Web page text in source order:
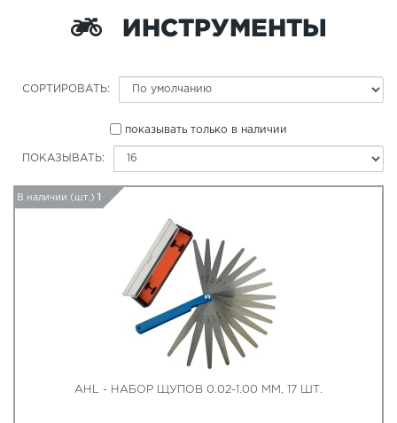
ИНСТРУМЕНТЫ
СОРТИРОВАТЬ:
показывать только в наличии
ПОКАЗЫВАТЬ:
В наличии (шт.)
AHL - НАБОР ЩУПОВ 0.02-1.00 ММ, 17 ШТ.